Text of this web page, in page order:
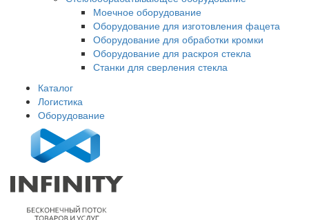
Моечное оборудование
Оборудование для изготовления фацета
Оборудование для обработки кромки
Оборудование для раскроя стекла
Станки для сверления стекла
Каталог
Логистика
Оборудование